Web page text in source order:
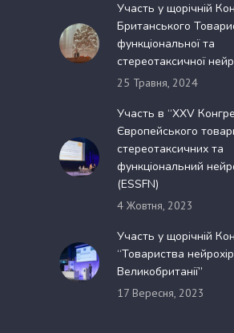
Участь у щорічній
Британського
функціональної та
стереотаксичної
25 Травня, 2024
Участь в “XXV
Європейського
стереотаксичних та
функціональний
(ESSFN)
4 Жовтня, 2023
Участь у щорічній
“Товариства
Великобританії”
17 Вересня, 2023